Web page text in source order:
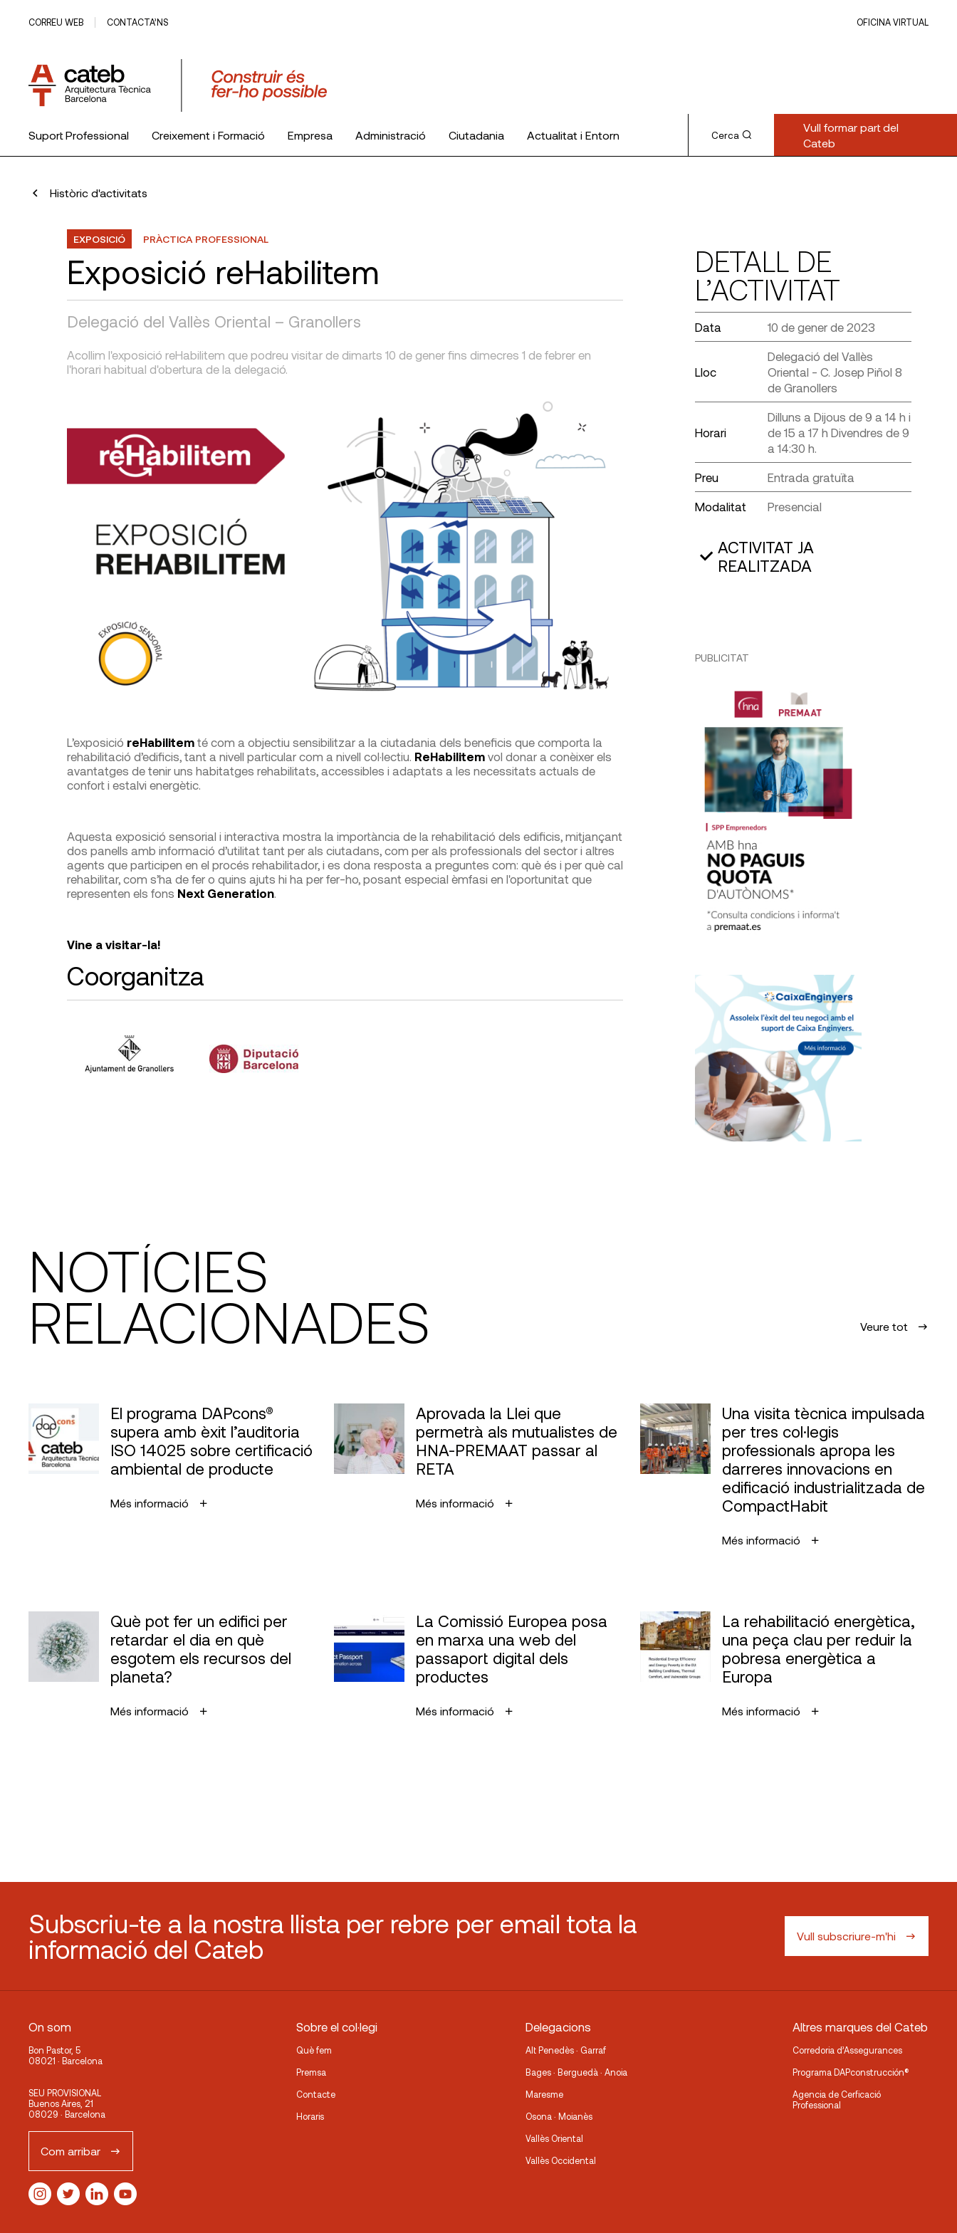
CORREU WEB CONTACTA’NS OFICINA VIRTUAL
Suport Professional Creixement i Formació Empresa Administració Ciutadania Actualitat i Entorn Cerca
Vull formar part del
Cateb
Històric d'activitats
EXPOSICIÓ PRÀCTICA PROFESSIONAL
Exposició reHabilitem
Delegació del Vallès Oriental – Granollers
Acollim l'exposició reHabilitem que podreu visitar de dimarts 10 de gener fins dimecres 1 de febrer en
l'horari habitual d'obertura de la delegació.
L’exposició reHabilitem té com a objectiu sensibilitzar a la ciutadania dels beneficis que comporta la
rehabilitació d’edificis, tant a nivell particular com a nivell col·lectiu. ReHabilitem vol donar a conèixer els
avantatges de tenir uns habitatges rehabilitats, accessibles i adaptats a les necessitats actuals de
confort i estalvi energètic.
Aquesta exposició sensorial i interactiva mostra la importància de la rehabilitació dels edificis, mitjançant
dos panells amb informació d’utilitat tant per als ciutadans, com per als professionals del sector i altres
agents que participen en el procés rehabilitador, i es dona resposta a preguntes com: què és i per què cal
rehabilitar, com s’ha de fer o quins ajuts hi ha per fer-ho, posant especial èmfasi en l'oportunitat que
representen els fons Next Generation.
Vine a visitar-la!
Coorganitza
DETALL DE
L’ACTIVITAT
Data 10 de gener de 2023
Lloc
Delegació del Vallès
Oriental - C. Josep Piñol 8
de Granollers
Horari
Dilluns a Dijous de 9 a 14 h i
de 15 a 17 h Divendres de 9
a 14:30 h.
Preu Entrada gratuïta
Modalitat Presencial
ACTIVITAT JA
REALITZADA
PUBLICITAT
NOTÍCIES
RELACIONADES Veure tot
El programa DAPcons®
supera amb èxit l’auditoria
ISO 14025 sobre certificació
ambiental de producte
Més informació
Aprovada la Llei que
permetrà als mutualistes de
HNA-PREMAAT passar al
RETA
Més informació
Una visita tècnica impulsada
per tres col·legis
professionals apropa les
darreres innovacions en
edificació industrialitzada de
CompactHabit
Més informació
Què pot fer un edifici per
retardar el dia en què
esgotem els recursos del
planeta?
Més informació
La Comissió Europea posa
en marxa una web del
passaport digital dels
productes
Més informació
La rehabilitació energètica,
una peça clau per reduir la
pobresa energètica a
Europa
Més informació
Subscriu-te a la nostra llista per rebre per email tota la
informació del Cateb
Vull subscriure-m'hi
On som
Bon Pastor, 5
08021 · Barcelona
SEU PROVISIONAL
Buenos Aires, 21
08029 · Barcelona
Com arribar
Sobre el col·legi
Què fem
Premsa
Contacte
Horaris
Delegacions
Alt Penedès · Garraf
Bages · Berguedà · Anoia
Maresme
Osona · Moianès
Vallès Oriental
Vallès Occidental
Altres marques del Cateb
Corredoria d’Assegurances
Programa DAPconstrucción®
Agencia de Cerficació
Professional